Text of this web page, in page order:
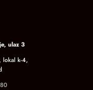
ulaz 3
lokal k-4,